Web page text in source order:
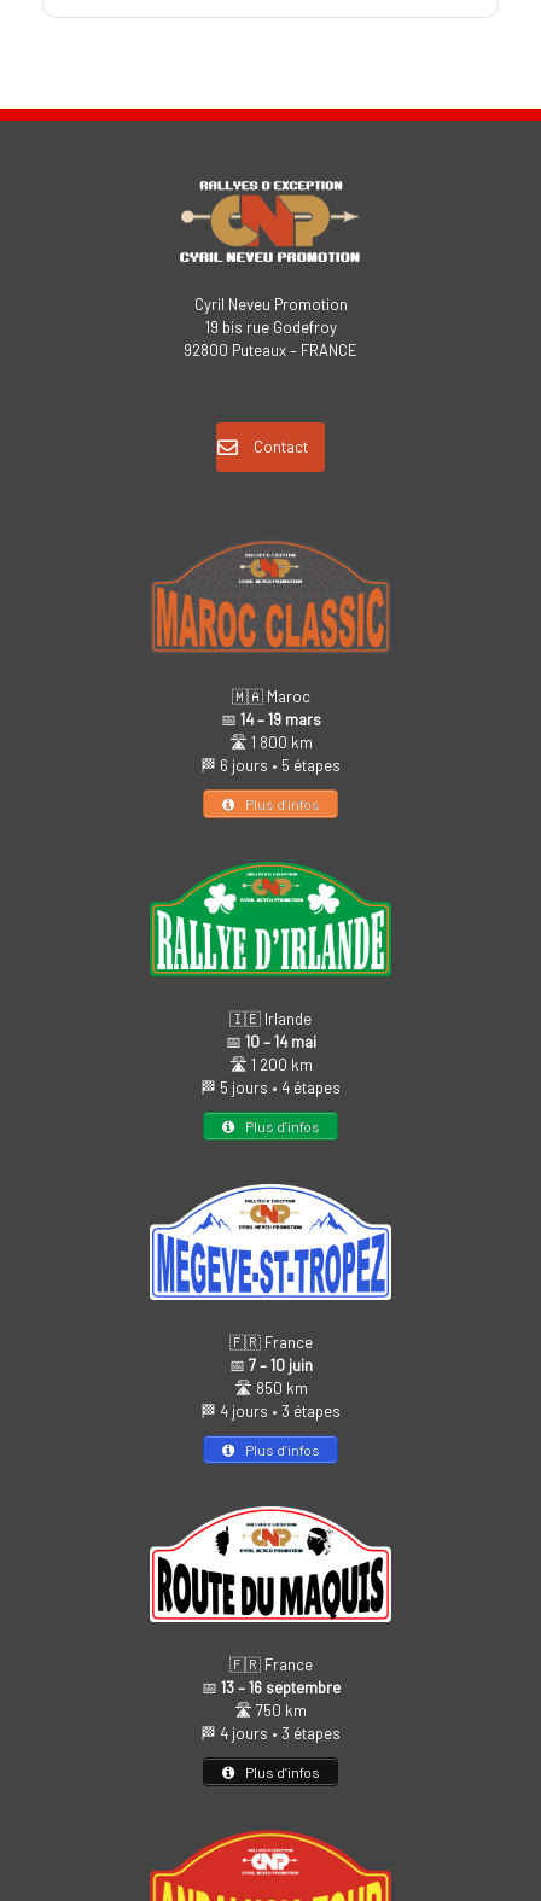
Cyril Neveu Promotion
19 bis rue Godefroy
92800 Puteaux – FRANCE
Contact
🇲🇦 Maroc
📅 14 – 19 mars
🛣️ 1 800 km
🏁 6 jours • 5 étapes
Plus d’infos
🇮🇪 Irlande
📅 10 – 14 mai
🛣️ 1 200 km
🏁 5 jours • 4 étapes
Plus d’infos
🇫🇷 France
📅 7 – 10 juin
🛣️ 850 km
🏁 4 jours • 3 étapes
Plus d’infos
🇫🇷 France
📅 13 – 16 septembre
🛣️ 750 km
🏁 4 jours • 3 étapes
Plus d’infos